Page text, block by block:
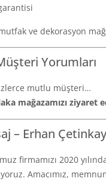
ve dekorasyon
Yorumları
mutlu müşteri…
mağazamızı ziyaret
– Erhan
firmamızı 2020
Amacımız,